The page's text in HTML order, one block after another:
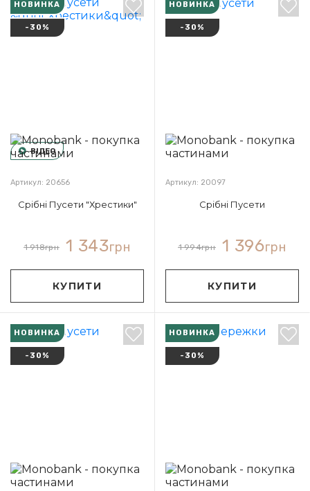
НОВИНКА
-30%
ВІДЕО
Артикул: 20656
Срібні Пусети "Хрестики"
1 918грн 1 343грн
КУПИТИ
НОВИНКА
-30%
Артикул: 20097
Срібні Пусети
1 994грн 1 396грн
КУПИТИ
НОВИНКА
-30%
НОВИНКА
-30%